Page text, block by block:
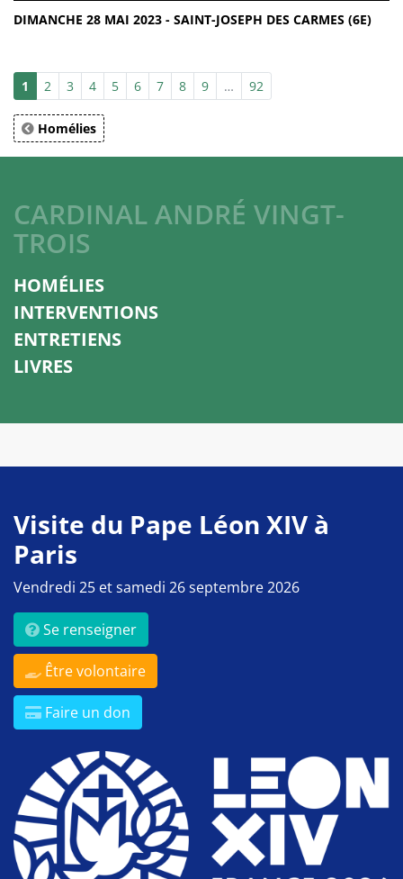
DIMANCHE 28 MAI 2023 - SAINT-JOSEPH DES CARMES (6E)
1 2 3 4 5 6 7 8 9 … 92
Homélies
CARDINAL ANDRÉ VINGT-
TROIS
HOMÉLIES
INTERVENTIONS
ENTRETIENS
LIVRES
Visite du Pape Léon XIV à
Paris
Vendredi 25 et samedi 26 septembre 2026
Se renseigner
Être volontaire
Faire un don